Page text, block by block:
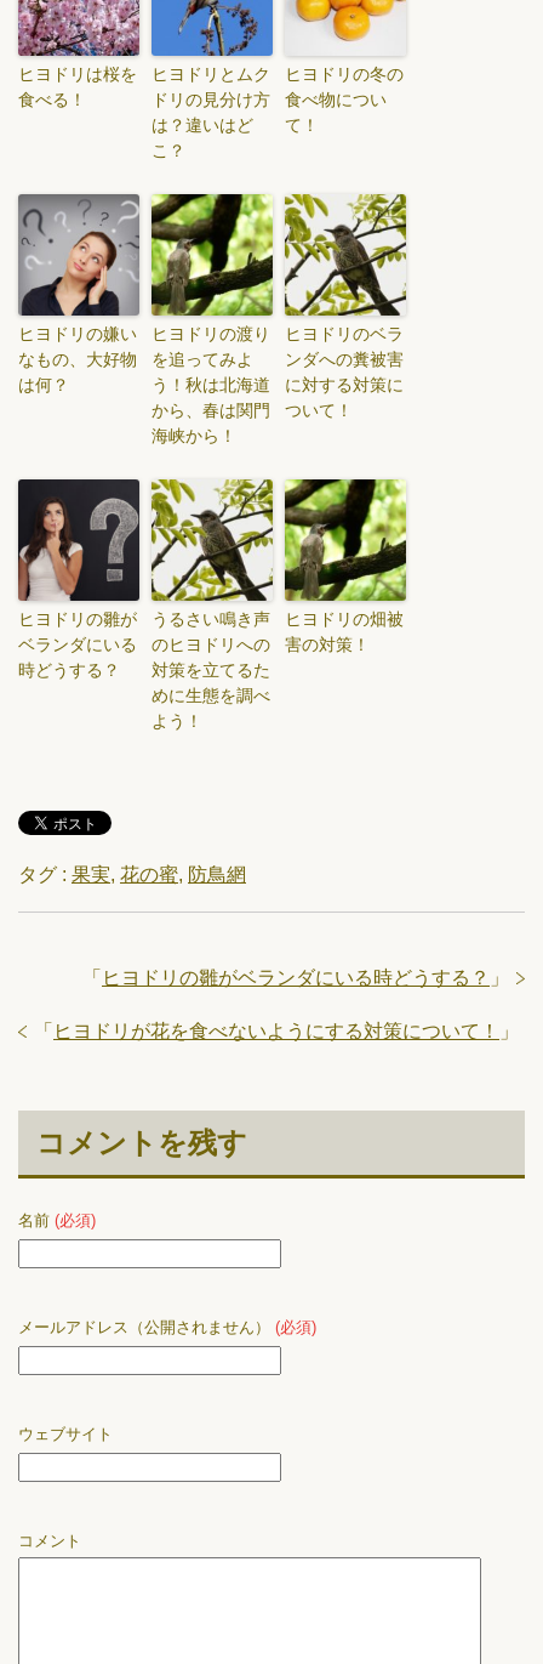
ヒヨドリは桜を
食べる！
ヒヨドリとムク
ドリの見分け方
は？違いはど
こ？
ヒヨドリの冬の
食べ物につい
て！
ヒヨドリの嫌い
なもの、大好物
は何？
ヒヨドリの渡り
を追ってみよ
う！秋は北海道
から、春は関門
海峡から！
ヒヨドリのベラ
ンダへの糞被害
に対する対策に
ついて！
ヒヨドリの雛が
ベランダにいる
時どうする？
うるさい鳴き声
のヒヨドリへの
対策を立てるた
めに生態を調べ
よう！
ヒヨドリの畑被
害の対策！
タグ : 果実, 花の蜜, 防鳥網
「 ヒヨドリの雛がベランダにいる時どうする？ 」
「 ヒヨドリが花を食べないようにする対策について！ 」
コメントを残す
名前 (必須)
メールアドレス（公開されません） (必須)
ウェブサイト
コメント